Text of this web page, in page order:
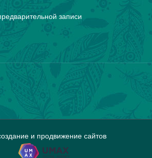
записи
и продвижение сайтов